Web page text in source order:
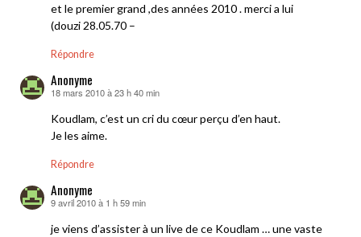
et le premier grand ,des années 2010 . merci a lui
(douzi 28.05.70 –
Répondre
Anonyme
dit :
18 mars 2010 à 23 h 40 min
Koudlam, c’est un cri du cœur perçu d’en haut.
Je les aime.
Répondre
Anonyme
dit :
9 avril 2010 à 1 h 59 min
je viens d’assister à un live de ce Koudlam … une vaste